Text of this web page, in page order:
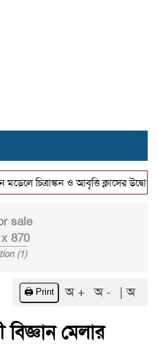
চিত্রাঙ্কন ও আবৃত্তি ক্লাসের উদ্বোধন
sale
870
(1)
🖨️ Print অ + অ - | অ
মেলার